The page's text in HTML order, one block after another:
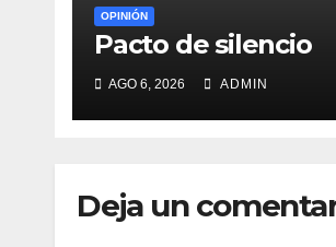
OPINIÓN
Pacto de silencio
AGO 6, 2026 ADMIN
Deja un